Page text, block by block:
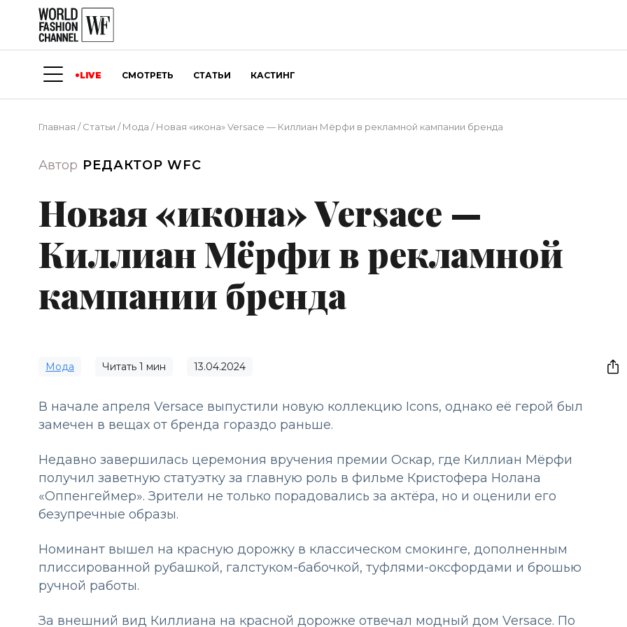
LIVE СМОТРЕТЬ СТАТЬИ КАСТИНГ
Главная /Статьи /Мода /Новая «икона» Versace — Киллиан Мёрфи в рекламной кампании бренда
Автор РЕДАКТОР WFC
Новая «икона» Versace —
Киллиан Мёрфи в рекламной
кампании бренда
Мода Читать 1 мин 13.04.2024
В начале апреля Versace выпустили новую коллекцию Icons, однако её герой был
замечен в вещах от бренда гораздо раньше.
Недавно завершилась церемония вручения премии Оскар, где Киллиан Мёрфи
получил заветную статуэтку за главную роль в фильме Кристофера Нолана
«Оппенгеймер». Зрители не только порадовались за актёра, но и оценили его
безупречные образы.
Номинант вышел на красную дорожку в классическом смокинге, дополненным
плиссированной рубашкой, галстуком-бабочкой, туфлями-оксфордами и брошью
ручной работы.
За внешний вид Киллиана на красной дорожке отвечал модный дом Versace. По